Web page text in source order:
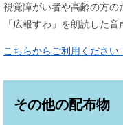
視覚障がい者や高齢の方の
「広報すわ」を朗読した
こちらからご利用ください
その他の配布物